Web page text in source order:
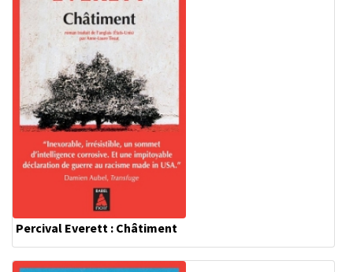
Percival Everett : Châtiment